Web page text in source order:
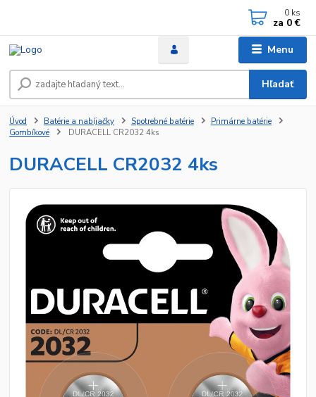
Menu
Hľadať
0 ks
za 0 €
Úvod Batérie a nabíjačky Spotrebné batérie
Primárne batérie
Gombíkové
DURACELL CR2032 4ks
DURACELL CR2032 4ks